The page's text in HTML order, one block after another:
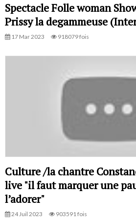
Spectacle Folle woman
Prissy la degammeuse
17 Mar 2023 918079 fois
Culture /la chantre
live "il faut marquer une
l’adorer"
24 Juil 2023 903591 fois